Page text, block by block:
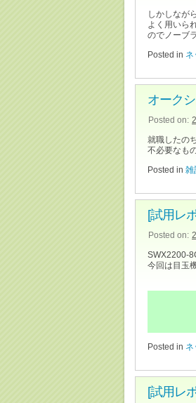
しかしなが
よく用いら
のでノーブ
Posted in ネ
オーク
Posted on:
就職したの
不必要なも
Posted in 雑
[試用レ
Posted on:
SWX2200-
今回は目玉
Posted in ネ
[試用レ